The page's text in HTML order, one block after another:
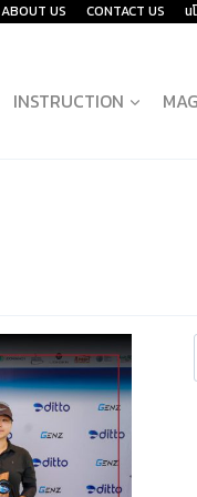
ABOUT US CONTACT US น
INSTRUCTION